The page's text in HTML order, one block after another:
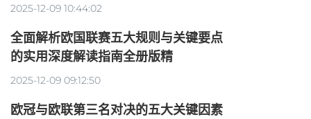
2025-12-09 10:44:02
全面解析欧国联赛五大规则与关键要点
的实用深度解读指南全册版精
2025-12-09 09:12:50
欧冠与欧联第三名对决的五大关键因素